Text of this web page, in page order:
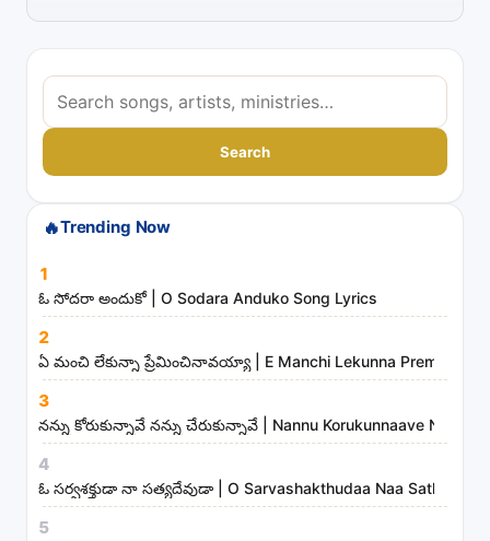
S
e
a
r
h
o
n
g
s
,
a
r
t
Search
🔥Trending Now
1
ఓ సోదరా అందుకో | O Sodara Anduko Song Lyrics
2
ఏ మంచి లేకున్నా ప్రేమించినావయ్యా | E Manchi Lekunna
3
నన్ను కోరుకున్నావే నన్ను చేరుకున్నావే | Nannu Korukunnaave Nannu
4
ఓ సర్వశక్తుడా నా సత్యదేవుడా | O Sarvashakthudaa Naa
5